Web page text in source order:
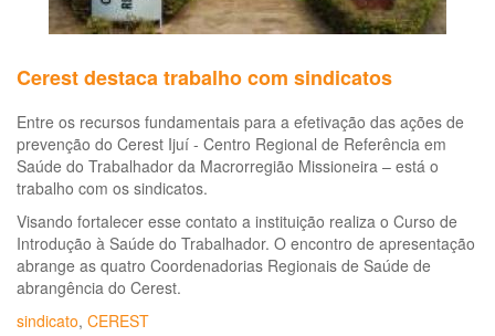
Cerest destaca trabalho com sindicatos
Entre os recursos fundamentais para a efetivação das ações de
prevenção do Cerest Ijuí - Centro Regional de Referência em
Saúde do Trabalhador da Macrorregião Missioneira – está o
trabalho com os sindicatos.
Visando fortalecer esse contato a instituição realiza o Curso de
Introdução à Saúde do Trabalhador. O encontro de apresentação
abrange as quatro Coordenadorias Regionais de Saúde de
abrangência do Cerest.
sindicato, CEREST